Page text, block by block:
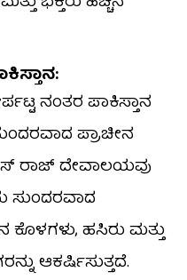
ನಂತರ ಪಾಕಿಸ್ತಾನ
ಪ್ರಾಚೀನ
ರಾಜ್ ದೇವಾಲಯವು
ಸುಂದರವಾದ
ಹಸಿರು ಮತ್ತು
ಆಕರ್ಷಿಸುತ್ತದೆ.